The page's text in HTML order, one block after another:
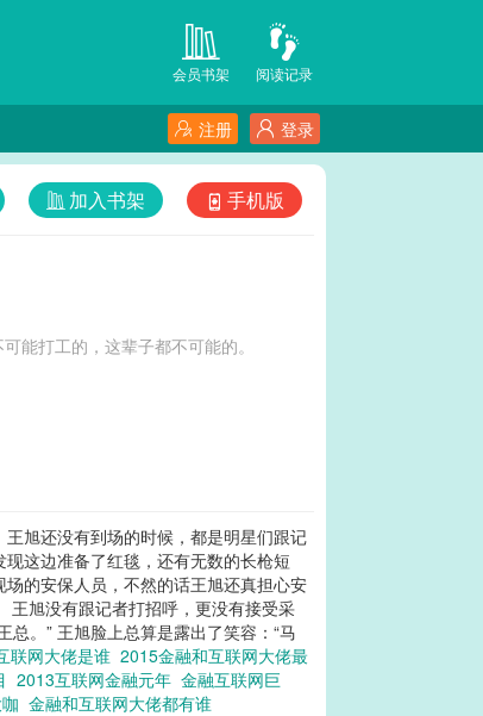
阅读记录
会员书架
登录
注册
手机版
加入书架
能打工的，这辈子都不可能的。
旭还没有到场的时候，都是明星们跟记
这边准备了红毯，还有无数的长枪短
的安保人员，不然的话王旭还真担心安
王旭没有跟记者打招呼，更没有接受采
。” 王旭脸上总算是露出了笑容：“马
联网大佬是谁 2015金融和互联网大佬最
2013互联网金融元年 金融互联网巨
金融和互联网大佬都有谁